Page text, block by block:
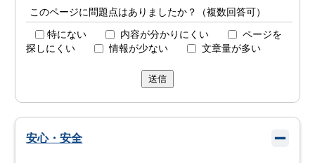
このページに問題点はありましたか？（複数回答可）
特にない 内容が分かりにくい
ページを
探しにくい
情報が少ない 文章量が多い
送信
安心・安全